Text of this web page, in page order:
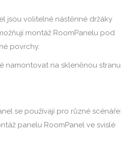
jsou volitelné nástěnné držáky
montáž RoomPanelu pod
povrchy.
namontovat na skleněnou stranu
se používají pro různé scénáře:
panelu RoomPanel ve svislé